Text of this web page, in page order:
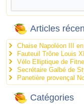
Articles
Chaise Napoléon III
Fauteuil Trône Louis
Vélo Elliptique de
Secrétaire Galbé de
Panetière provençal
Catégories